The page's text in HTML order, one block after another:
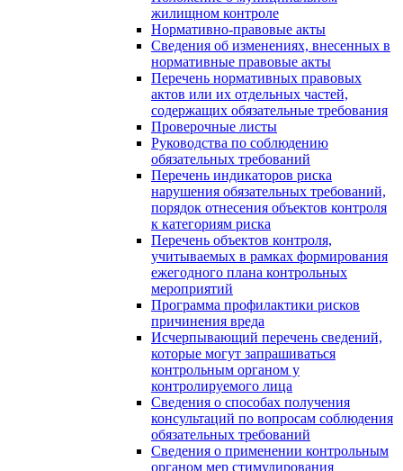
жилищном контроле
Нормативно-правовые акты
Сведения об изменениях, внесенных в
нормативные правовые акты
Перечень нормативных правовых
актов или их отдельных частей,
содержащих обязательные требования
Проверочные листы
Руководства по соблюдению
обязательных требований
Перечень индикаторов риска
нарушения обязательных требований,
порядок отнесения объектов контроля
к категориям риска
Перечень объектов контроля,
учитываемых в рамках формирования
ежегодного плана контрольных
мероприятий
Программа профилактики рисков
причинения вреда
Исчерпывающий перечень сведений,
которые могут запрашиваться
контрольным органом у
контролируемого лица
Сведения о способах получения
консультаций по вопросам соблюдения
обязательных требований
Сведения о применении контрольным
органом мер стимулирования